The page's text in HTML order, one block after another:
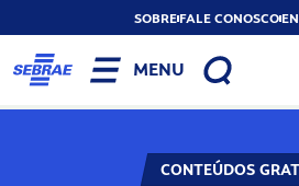
SOBREFALE CONOSCO
MENU
CONTEÚDOS